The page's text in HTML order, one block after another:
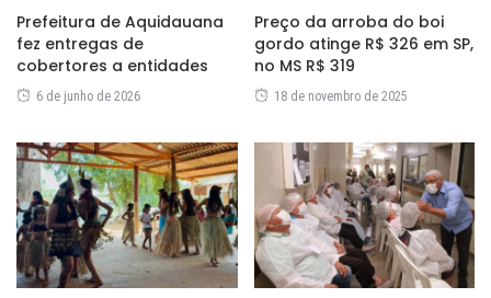
Prefeitura de Aquidauana
fez entregas de
cobertores a entidades
6 de junho de 2026
Preço da arroba do boi
gordo atinge R$ 326 em SP,
no MS R$ 319
18 de novembro de 2025